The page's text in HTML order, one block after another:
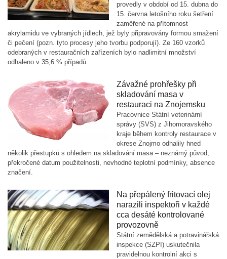
provedly v období od 15. dubna do
15. června letošního roku šetření
zaměřené na přítomnost
akrylamidu ve vybraných jídlech, jež byly připravovány formou smažení
či pečení (pozn. tyto procesy jeho tvorbu podporují). Ze 160 vzorků
odebraných v restauračních zařízeních bylo nadlimitní množství
odhaleno v 35,6 % případů.
Závažné prohřešky při
skladování masa v
restauraci na Znojemsku
Pracovnice Státní veterinární
správy (SVS) z Jihomoravského
kraje během kontroly restaurace v
okrese Znojmo odhalily hned
několik přestupků s ohledem na skladování masa – neznámý původ,
překročené datum použitelnosti, nevhodné teplotní podmínky, absence
značení.
Na přepálený fritovací olej
narazili inspektoři v každé
cca desáté kontrolované
provozovně
Státní zemědělská a potravinářská
inspekce (SZPI) uskutečnila
pravidelnou kontrolní akci s